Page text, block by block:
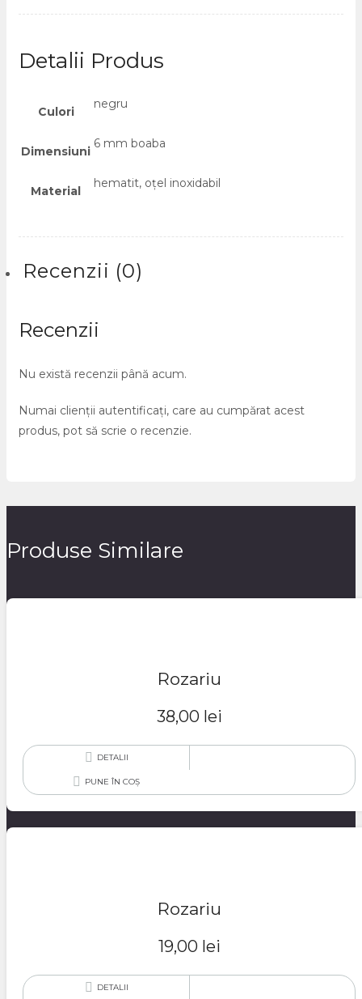
Detalii Produs
Culori
negru
Dimensiuni
6 mm boaba
Material
hematit, oțel inoxidabil
Recenzii (0)
Recenzii
Nu există recenzii până acum.
Numai clienții autentificați, care au cumpărat acest
produs, pot să scrie o recenzie.
Produse Similare
Rozariu
38,00 lei
DETALII
PUNE ÎN COȘ
Rozariu
19,00 lei
DETALII